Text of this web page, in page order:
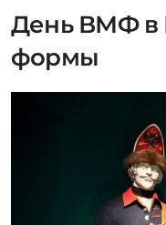
Праздник начнется в
программы
моряком участники
азбукой и научатся